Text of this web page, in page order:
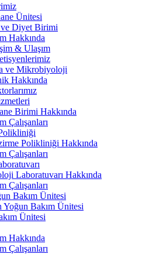
Ünitesi
ve Diyet Birimi
Hakkında
& Ulaşım
ve Mikrobiyoloji
Hakkında
Birimi Hakkında
Çalışanları
Polikliniği Hakkında
Çalışanları
Laboratuvarı Hakkında
Çalışanları
Bakım Ünitesi
Yoğun Bakım Ünitesi
Ünitesi
Hakkında
Çalışanları